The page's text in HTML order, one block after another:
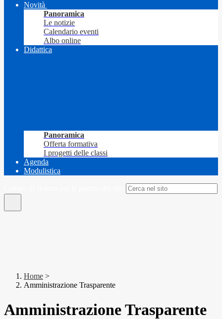
Novità
Panoramica
Le notizie
Calendario eventi
Albo online
Didattica
Panoramica
Offerta formativa
I progetti delle classi
Agenda
Modulistica
Home >
Amministrazione Trasparente
Amministrazione Trasparente